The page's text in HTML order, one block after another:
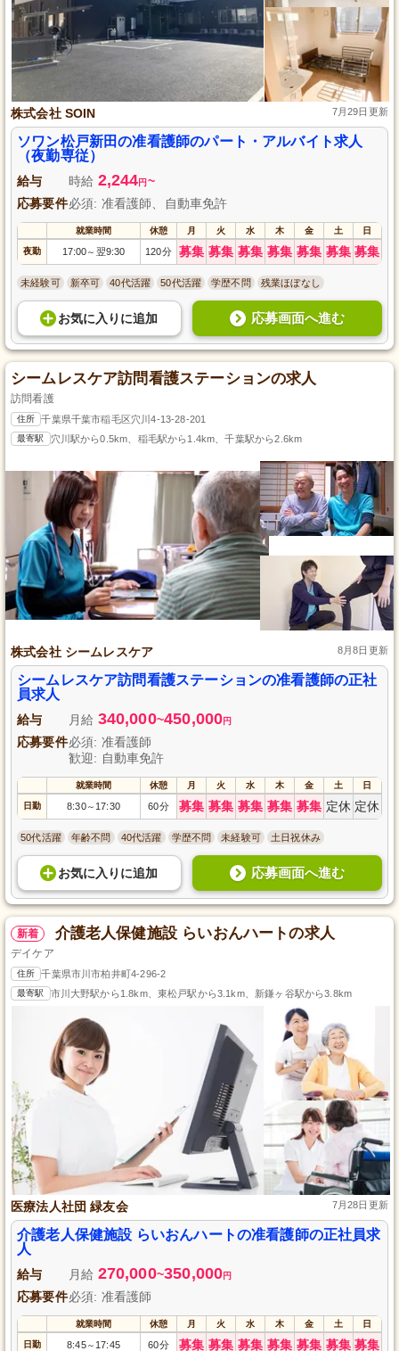
株式会社 SOIN 7月29日更新
ソワン松戸新田の准看護師のパート・アルバイト求人
（夜勤専従）
給与 時給 2,244円 ~
応募要件必須: 准看護師、自動車免許
就業時間 休憩 月 火 水 木 金 土 日
夜勤 17:00～ 翌9:30 120分 募集 募集 募集 募集 募集 募集 募集
未経験可 新卒可 40代活躍 50代活躍 学歴不問 残業ほぼなし
お気に入り に追加 応募画面へ進む
シームレスケア訪問看護ステーションの求人
訪問看護
住所 千葉県千葉市稲毛区穴川4-13-28-201
最寄駅 穴川駅から0.5km、稲毛駅から1.4km、千葉駅から2.6km
株式会社 シームレスケア 8月8日更新
シームレスケア訪問看護ステーションの准看護師の正社
員求人
給与 月給 340,000~450,000円
応募要件必須: 准看護師
歓迎: 自動車免許
就業時間 休憩 月 火 水 木 金 土 日
日勤 8:30～ 17:30 60分 募集 募集 募集 募集 募集 定休 定休
50代活躍 年齢不問 40代活躍 学歴不問 未経験可 土日祝休み
お気に入り に追加 応募画面へ進む
新着 介護老人保健施設 らいおんハートの求人
デイケア
住所 千葉県市川市柏井町4-296-2
最寄駅 市川大野駅から1.8km、東松戸駅から3.1km、新鎌ヶ谷駅から3.8km
医療法人社団 緑友会 7月28日更新
介護老人保健施設 らいおんハートの准看護師の正社員求
人
給与 月給 270,000~350,000円
応募要件必須: 准看護師
就業時間 休憩 月 火 水 木 金 土 日
日勤 8:45～ 17:45 60分 募集 募集 募集 募集 募集 募集 募集